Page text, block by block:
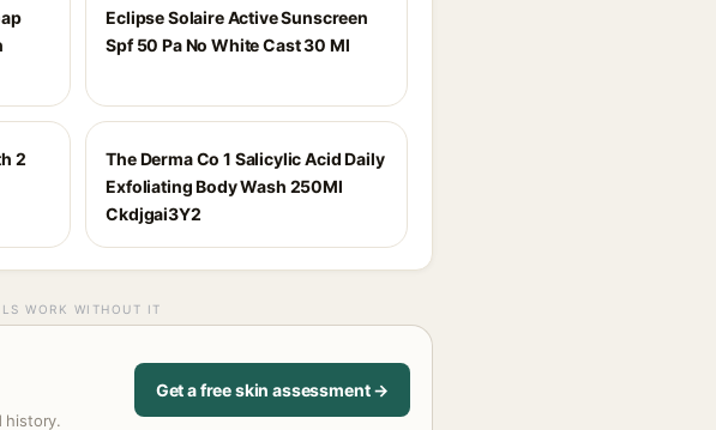
Eclipse Solaire Active Sunscreen
Spf 50 Pa No White Cast 30 Ml
2
The Derma Co 1 Salicylic Acid Daily
Exfoliating Body Wash 250Ml
Ckdjgai3Y2
WORK WITHOUT IT
history.
Get a free skin assessment →